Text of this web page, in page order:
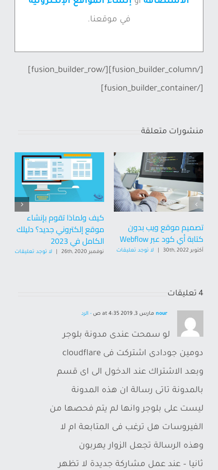
في موقعنا.
[/fusion_builder_column][/fusion_builder_row]
[/fusion_builder_container]
منشورات متعلقة
تصميم موقع ويب بدون
كتابة أي كود عبر Webflow
أكتوبر 30th, 2022 لا توجد تعليقات
كيف ولماذا تقوم بإنشاء
موقع إلكتروني جديد؟ دليلك
الكامل في 2023
نوفمبر 26th, 2020 لا توجد تعليقات
4 تعليقات
nour مارس 3, 2019 at 4:35 ص - الرد
لو سمحت عندى مدونة بلوجر
دومين جودادى اشتركت فى cloudflare
وبعد الاشتراك عند الدخول الى اى قسم
بالمدونة تاتى رسالة ان هذه المدونة
ليست على بلوجر وانها لم يتم فحصها من
الفيروسات هل ترغب فى المتابعة ام لا
وهذه الرسالة تجعل الزوار يهربون
ثانيا – عند عمل مشاركة جديدة لا تظهر